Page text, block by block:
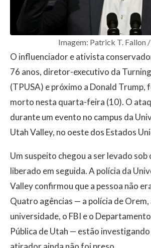
Imagem: Patrick T. Fallon
O influenciador e ativista
76 anos, diretor-executivo da
(TPUSA) e próximo a Donald Trump,
morto nesta quarta-feira (10). O
durante um evento no campus da
Utah Valley, no oeste dos Estados
Um suspeito chegou a ser levado
liberado em seguida. A polícia da
Valley confirmou que a pessoa não
Quatro agências — a polícia de Orem,
universidade, o FBI e o
Pública de Utah — estão